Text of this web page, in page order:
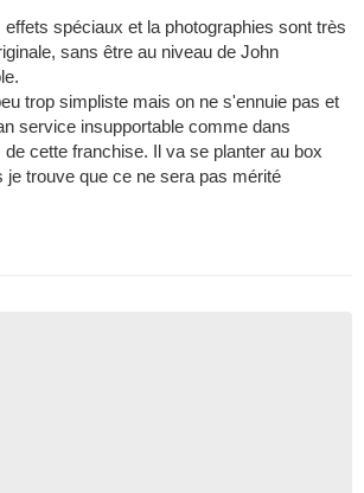
spéciaux et la photographies sont très
sans être au niveau de John
trop simpliste mais on ne s'ennuie pas et
service insupportable comme dans
cette franchise. Il va se planter au box
je trouve que ce ne sera pas mérité